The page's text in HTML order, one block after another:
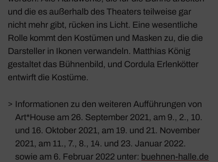
und die es außer­halb des Thea­ters teil­weise gar
nicht mehr gibt, rücken ins Licht. Eine wesent­liche
Rolle kommt den Kostümen und Masken zu, die die
Darsteller in Ikonen verwan­deln. Matthias König
gestaltet das Bühnen­bild, und Cordula Erlen­kötter
entwirft die Kostüme.
> Informationen zu den weiteren Aufführungen von
Art*House am 26. September 2021, am 9., 2., 10.
und 16. Oktober 2021, am 19. und 21. November
2021, am 11., 7., 8., 14. und 23. Januar 2022.
sowie am 6. Februar 2022 unter: buehnen-halle.de